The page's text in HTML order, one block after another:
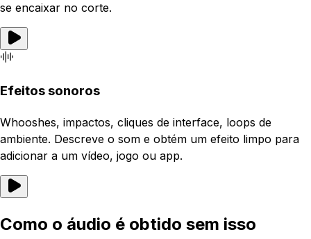
se encaixar no corte.
Efeitos sonoros
Whooshes, impactos, cliques de interface, loops de
ambiente. Descreve o som e obtém um efeito limpo para
adicionar a um vídeo, jogo ou app.
Como o áudio é obtido sem isso